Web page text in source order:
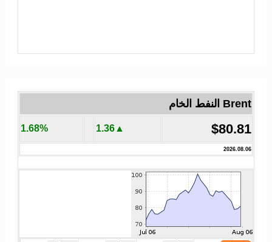
Brent النفط الخام
$80.81
▲1.36
1.68%
2026.08.06